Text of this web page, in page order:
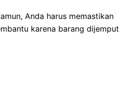
Anda harus memastikan
karena barang dijemput